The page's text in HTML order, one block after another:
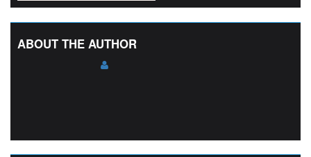
ABOUT THE AUTHOR